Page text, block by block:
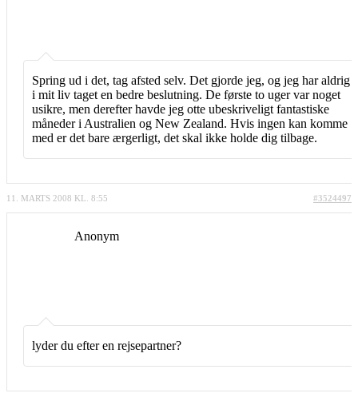
Spring ud i det, tag afsted selv. Det gjorde jeg, og jeg har aldrig
i mit liv taget en bedre beslutning. De første to uger var noget
usikre, men derefter havde jeg otte ubeskriveligt fantastiske
måneder i Australien og New Zealand. Hvis ingen kan komme
med er det bare ærgerligt, det skal ikke holde dig tilbage.
11. MARTS 2008 KL. 8:55 #3524497
Anonym
lyder du efter en rejsepartner?